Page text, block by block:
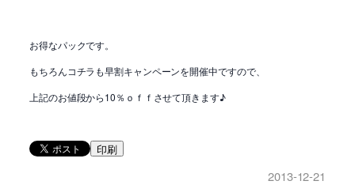
お得なパックです。
もちろんコチラも早割キャンペーンを開催中ですので、
上記のお値段から10％ｏｆｆさせて頂きます♪
印刷
2013-12-21